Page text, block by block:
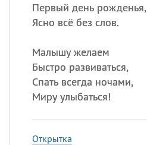
Первый день рожденья,
Ясно всё без слов.
Малышу желаем
Быстро развиваться,
Спать всегда ночами,
Миру улыбаться!
Открытка